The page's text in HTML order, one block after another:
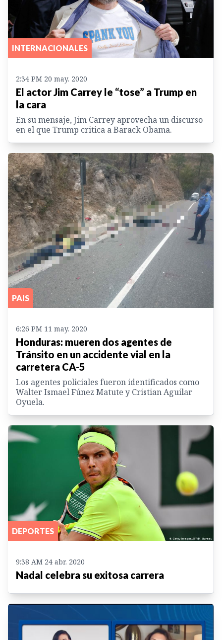
INTERNACIONALES
2:34 PM 20 may. 2020
El actor Jim Carrey le “tose” a Trump en
la cara
En su mensaje, Jim Carrey aprovecha un discurso
en el que Trump critica a Barack Obama.
PAIS
6:26 PM 11 may. 2020
Honduras: mueren dos agentes de
Tránsito en un accidente vial en la
carretera CA-5
Los agentes policiales fueron identificados como
Walter Ismael Fúnez Matute y Cristian Aguilar
Oyuela.
DEPORTES
9:38 AM 24 abr. 2020
Nadal celebra su exitosa carrera